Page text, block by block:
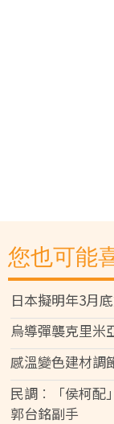
您也可能
日本擬明年3月
烏導彈襲克里米
感溫變色建材調
民調︰「侯柯配
郭台銘副手